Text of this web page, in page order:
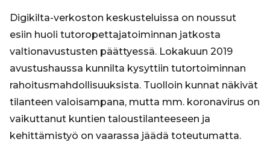
Digikilta-verkoston keskusteluissa on noussut
esiin huoli tutoropettajatoiminnan jatkosta
valtionavustusten päättyessä. Lokakuun 2019
avustushaussa kunnilta kysyttiin tutortoiminnan
rahoitusmahdollisuuksista. Tuolloin kunnat näkivät
tilanteen valoisampana, mutta mm. koronavirus on
vaikuttanut kuntien taloustilanteeseen ja
kehittämistyö on vaarassa jäädä toteutumatta.